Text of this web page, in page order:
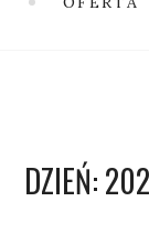
DZIEŃ: